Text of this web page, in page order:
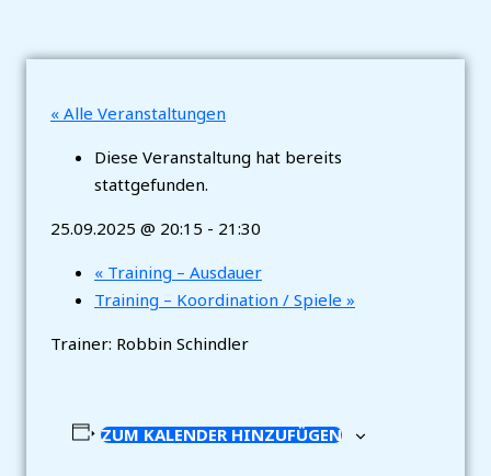
« Alle Veranstaltungen
Diese Veranstaltung hat bereits
stattgefunden.
25.09.2025 @ 20:15 - 21:30
« Training – Ausdauer
Training – Koordination / Spiele »
Trainer: Robbin Schindler
ZUM KALENDER HINZUFÜGEN